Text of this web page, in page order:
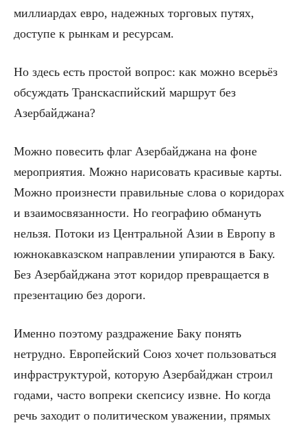
миллиардах евро, надежных торговых путях,
доступе к рынкам и ресурсам.
Но здесь есть простой вопрос: как можно всерьёз
обсуждать Транскаспийский маршрут без
Азербайджана?
Можно повесить флаг Азербайджана на фоне
мероприятия. Можно нарисовать красивые карты.
Можно произнести правильные слова о коридорах
и взаимосвязанности. Но географию обмануть
нельзя. Потоки из Центральной Азии в Европу в
южнокавказском направлении упираются в Баку.
Без Азербайджана этот коридор превращается в
презентацию без дороги.
Именно поэтому раздражение Баку понять
нетрудно. Европейский Союз хочет пользоваться
инфраструктурой, которую Азербайджан строил
годами, часто вопреки скепсису извне. Но когда
речь заходит о политическом уважении, прямых